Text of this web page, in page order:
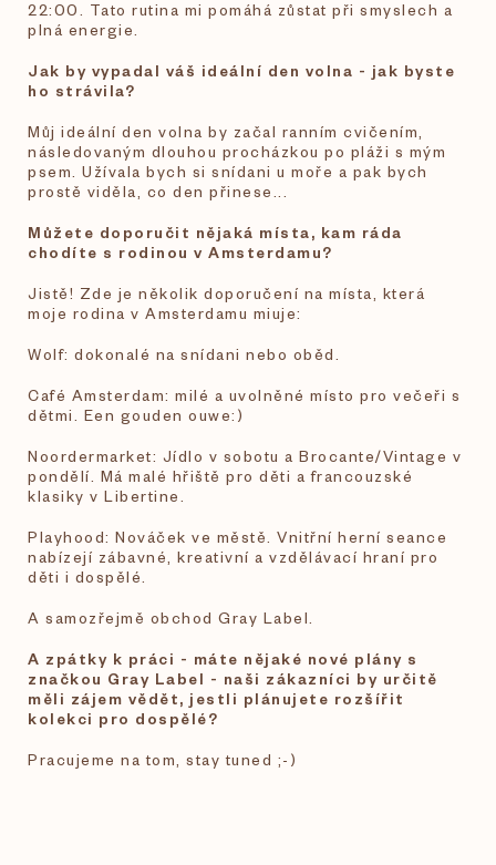
22:00. Tato rutina mi pomáhá zůstat při smyslech a
plná energie.
Jak by vypadal váš ideální den volna - jak byste
ho strávila?
Můj ideální den volna by začal ranním cvičením,
následovaným dlouhou procházkou po pláži s mým
psem. Užívala bych si snídani u moře a pak bych
prostě viděla, co den přinese...
Můžete doporučit nějaká místa, kam ráda
chodíte s rodinou v Amsterdamu?
Jistě! Zde je několik doporučení na místa, která
moje rodina v Amsterdamu miuje:
Wolf: dokonalé na snídani nebo oběd.
Café Amsterdam: milé a uvolněné místo pro večeři s
dětmi. Een gouden ouwe:)
Noordermarket: Jídlo v sobotu a Brocante/Vintage v
pondělí. Má malé hřiště pro děti a francouzské
klasiky v Libertine.
Playhood: Nováček ve městě. Vnitřní herní seance
nabízejí zábavné, kreativní a vzdělávací hraní pro
děti i dospělé.
A samozřejmě obchod Gray Label.
A zpátky k práci - máte nějaké nové plány s
značkou Gray Label - naši zákazníci by určitě
měli zájem vědět, jestli plánujete rozšířit
kolekci pro dospělé?
Pracujeme na tom, stay tuned ;-)